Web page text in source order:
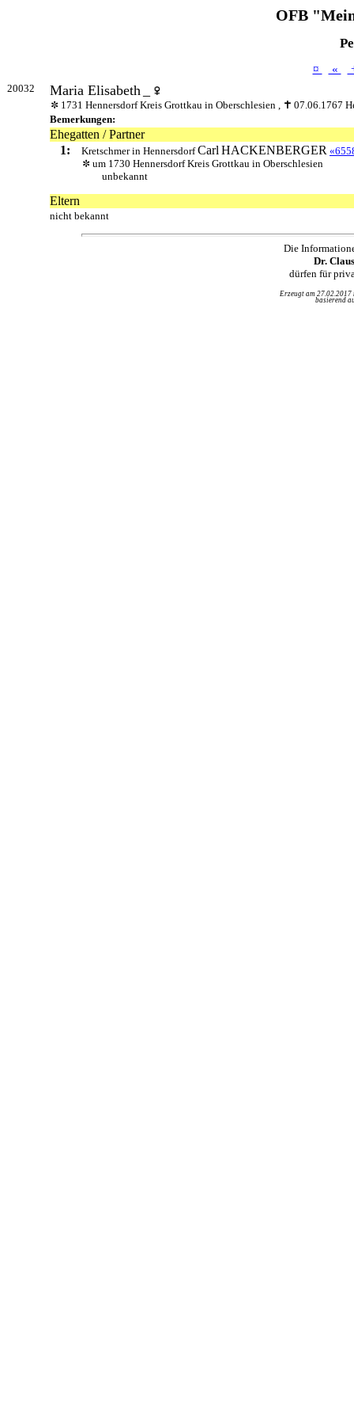
OFB
¤ «
20032 Maria Elisabeth
1731 Hennersdorf Kreis Grottkau in Oberschlesien ,
07.06.1767
Bemerkungen:
Ehegatten / Partner
1:
Kretschmer in HennersdorfCarl HACKENBERGER
um 1730 Hennersdorf Kreis Grottkau in Oberschlesien
unbekannt
Eltern
nicht bekannt
Die
Dr.
dürfen für
Erzeugt am
basierend